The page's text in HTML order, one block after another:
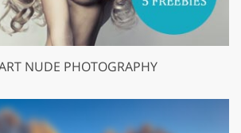
NUDE PHOTOGRAPHY